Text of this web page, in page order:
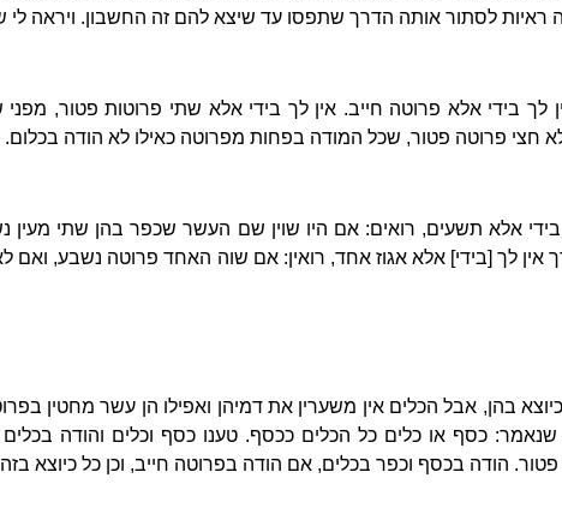
ראיות לסתור אותה הדרך שתפסו עד שיצא להם זה החשבון. ויראה לי
לך בידי אלא פרוטה חייב. אין לך בידי אלא שתי פרוטות פטור,
חצי פרוטה פטור, שכל המודה בפחות מפרוטה כאילו לא הודה בכלום.
אלא תשעים, רואים: אם היו שוין שם העשר שכפר בהן שתי מעין
לך [בידי] אלא אגוז אחד, רואין: אם שוה האחד פרוטה נשבע, ואם
בהן, אבל הכלים אין משערין את דמיהן ואפילו הן עשר מחטין
כסף או כלים כל הכלים ככסף. טענו כסף וכלים והודה
הודה בכסף וכפר בכלים, אם הודה בפרוטה חייב, וכן כל כיוצא